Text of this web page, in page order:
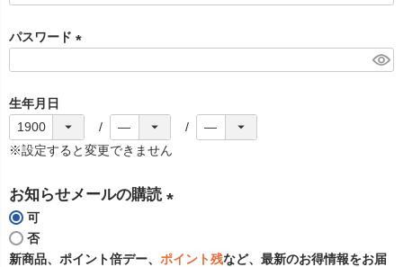
パスワード
生年月日
※設定すると変更できません
お知らせメールの購読
必
可
否
新商品、ポイント倍デー、 ポイント残など、最新のお得情報をお届